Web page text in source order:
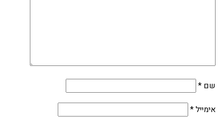
שם *
אימייל*